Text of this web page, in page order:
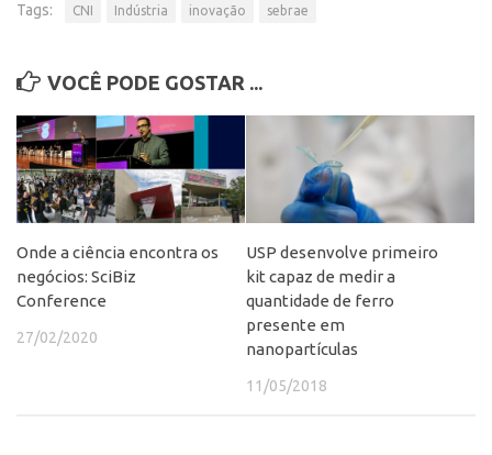
Pesquisa na USP
EMBRAPIIs
CEPIDs
CEPIX
CPEs
Tags: CNI Indústria inovação sebrae
VOCÊ PODE GOSTAR ...
Onde a ciência encontra os
negócios: SciBiz
Conference
27/02/2020
USP desenvolve primeiro
kit capaz de medir a
quantidade de ferro
presente em
nanopartículas
11/05/2018